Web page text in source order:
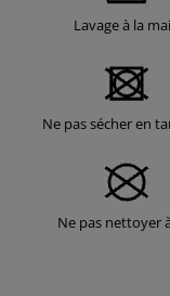
Lavage à la
Ne pas sécher en
Ne pas nettoyer